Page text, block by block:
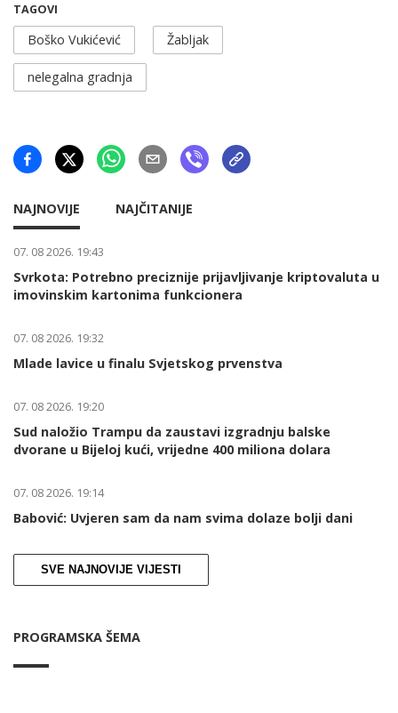
TAGOVI
Boško Vukićević Žabljak
nelegalna gradnja
NAJNOVIJE NAJČITANIJE
07. 08 2026. 19:43
Svrkota: Potrebno preciznije prijavljivanje kriptovaluta u
imovinskim kartonima funkcionera
07. 08 2026. 19:32
Mlade lavice u finalu Svjetskog prvenstva
07. 08 2026. 19:20
Sud naložio Trampu da zaustavi izgradnju balske
dvorane u Bijeloj kući, vrijedne 400 miliona dolara
07. 08 2026. 19:14
Babović: Uvjeren sam da nam svima dolaze bolji dani
SVE NAJNOVIJE VIJESTI
PROGRAMSKA ŠEMA